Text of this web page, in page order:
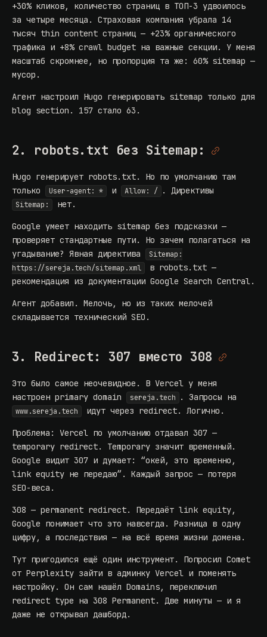
+30% кликов, количество страниц в ТОП-3 удвоилось
за четыре месяца. Страховая компания убрала 14
тысяч thin content страниц — +23% органического
трафика и +8% crawl budget на важные секции. У меня
масштаб скромнее, но пропорция та же: 60% sitemap —
мусор.
Агент настроил Hugo генерировать sitemap только для
blog section. 157 стало 63.
2. robots.txt без Sitemap:
Hugo генерирует robots.txt. Но по умолчанию там
только
User-agent: * и Allow: / . Директивы
Sitemap: нет.
Google умеет находить sitemap без подсказки —
проверяет стандартные пути. Но зачем полагаться на
угадывание? Явная директива
Sitemap:
https://sereja.tech/sitemap.xml
в robots.txt —
рекомендация из документации Google Search Central.
Агент добавил. Мелочь, но из таких мелочей
складывается технический SEO.
3. Redirect: 307 вместо 308
Это было самое неочевидное. В Vercel у меня
настроен primary domain
sereja.tech . Запросы на
www.sereja.tech идут через redirect. Логично.
Проблема: Vercel по умолчанию отдавал 307 —
temporary redirect. Temporary значит временный.
Google видит 307 и думает: “окей, это временно,
link equity не передаю”. Каждый запрос — потеря
SEO-веса.
308 — permanent redirect. Передаёт link equity,
Google понимает что это навсегда. Разница в одну
цифру, а последствия — на всё время жизни домена.
Тут пригодился ещё один инструмент. Попросил Comet
от Perplexity зайти в админку Vercel и поменять
настройку. Он сам нашёл Domains, переключил
redirect type на 308 Permanent. Две минуты — и я
даже не открывал дашборд.